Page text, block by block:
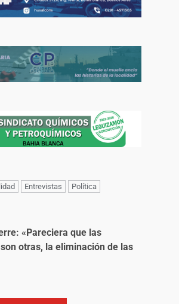
Entrevistas Política
«Pareciera que las
otras, la eliminación de las